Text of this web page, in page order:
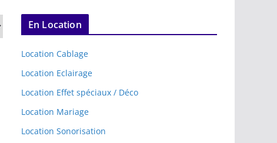
En Location
Location Cablage
Location Eclairage
Location Effet spéciaux / Déco
Location Mariage
Location Sonorisation